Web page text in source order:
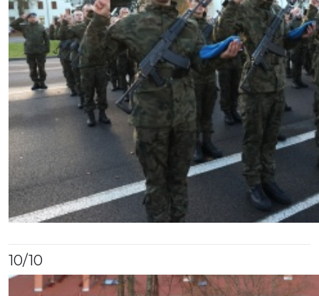
10/10